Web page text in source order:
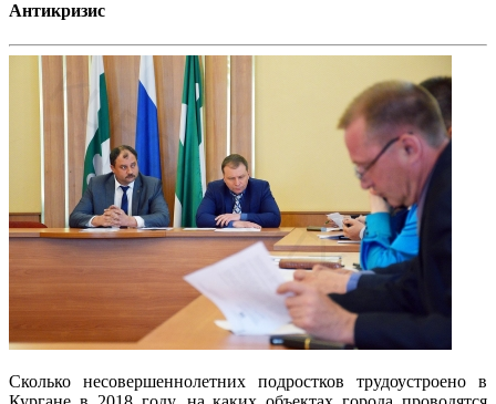
Антикризис
Сколько несовершеннолетних подростков трудоустроено в